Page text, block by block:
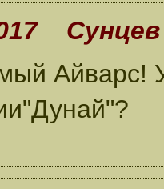
Айварс!